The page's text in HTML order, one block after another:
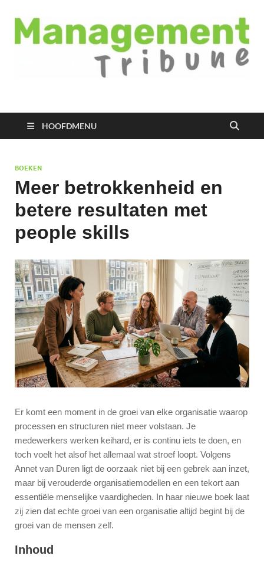
Managementtribune
HOOFDMENU
BOEKEN
Meer betrokkenheid en
betere resultaten met
people skills
Er komt een moment in de groei van elke organisatie waarop
processen en structuren niet meer volstaan. Je
medewerkers werken keihard, er is continu iets te doen, en
toch voelt het alsof het allemaal wat stroef loopt. Volgens
Annet van Duren ligt de oorzaak niet bij een gebrek aan inzet,
maar bij verouderde organisatiemodellen en een tekort aan
essentiële menselijke vaardigheden. In haar nieuwe boek laat
zij zien dat echte groei van een organisatie altijd begint bij de
groei van de mensen zelf.
Inhoud